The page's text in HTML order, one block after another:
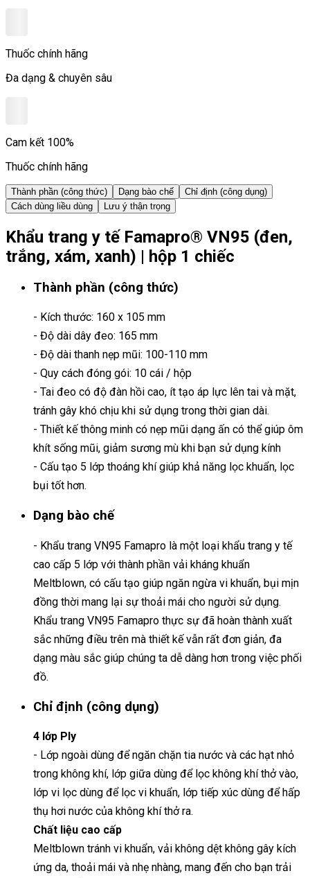
Thuốc chính hãng
Đa dạng & chuyên sâu
Cam kết 100%
Thuốc chính hãng
Thành phần (công thức) Dạng bào chế
Chỉ định (công dụng)
Cách dùng liều dùng
Lưu ý thận trọng
Khẩu trang y tế Famapro® VN95 (đen,
trắng, xám, xanh) | hộp 1 chiếc
Thành phần (công thức)
- Kích thước: 160 x 105 mm
- Độ dài dây đeo: 165 mm
- Độ dài thanh nẹp mũi: 100-110 mm
- Quy cách đóng gói: 10 cái / hộp
- Tai đeo có độ đàn hồi cao, ít tạo áp lực lên tai và mặt,
tránh gây khó chịu khi sử dụng trong thời gian dài.
- Thiết kế thông minh có nẹp mũi dạng ấn có thể giúp ôm
khít sống mũi, giảm sương mù khi bạn sử dụng kính
- Cấu tạo 5 lớp thoáng khí giúp khả năng lọc khuẩn, lọc
bụi tốt hơn.
Dạng bào chế
- Khẩu trang VN95 Famapro là một loại khẩu trang y tế
cao cấp 5 lớp với thành phần vải kháng khuẩn
Meltblown, có cấu tạo giúp ngăn ngừa vi khuẩn, bụi mịn
đồng thời mang lại sự thoải mái cho người sử dụng.
Khẩu trang VN95 Famapro thực sự đã hoàn thành xuất
sắc những điều trên mà thiết kế vẫn rất đơn giản, đa
dạng màu sắc giúp chúng ta dễ dàng hơn trong việc phối
đồ.
Chỉ định (công dụng)
4 lớp Ply
- Lớp ngoài dùng để ngăn chặn tia nước và các hạt nhỏ
trong không khí, lớp giữa dùng để lọc không khí thở vào,
lớp vi lọc dùng để lọc vi khuẩn, lớp tiếp xúc dùng để hấp
thụ hơi nước của không khí thở ra.
Chất liệu cao cấp
Meltblown tránh vi khuẩn, vải không dệt không gây kích
ứng da, thoải mái và nhẹ nhàng, mang đến cho bạn trải